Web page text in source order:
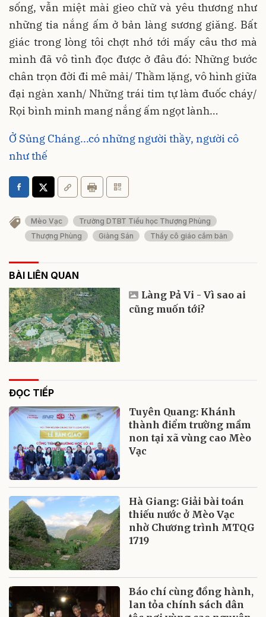
sống, vẫn miệt mài gieo chữ và yêu thương như
những tia nắng ấm ở bản làng sương giăng. Bất
giác trong lòng tôi chợt nhớ tới mấy câu thơ mà
mình đã vô tình đọc được ở đâu đó: Những bước
chân trọn đời đi mê mải/ Thầm lặng, vô hình giữa
đại ngàn xanh/ Những trái tim tự làm đuốc cháy/
Rọi bình minh mang nắng ấm ngọt lành…
Ở Sủng Cháng...có những người thầy, người cô
như thế
Mèo Vạc
Trường DTBT Tiểu học Thượng Phùng
Thượng Phùng
Giàng Sán Thầy cô giáo cắm bản
BÀI LIÊN QUAN
Làng Pả Vi - Vì sao ai
cũng muốn tới?
ĐỌC TIẾP
Tuyên Quang: Khánh
thành điểm trường mầm
non tại xã vùng cao Mèo
Vạc
Hà Giang: Giải bài toán
thiếu nước ở Mèo Vạc
nhờ Chương trình MTQG
1719
Báo chí cùng đồng hành,
lan tỏa chính sách dân